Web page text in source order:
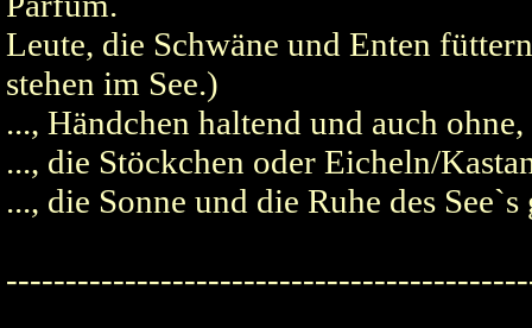
­Leute, die Schwäne und Enten
stehen im See.)
­..., Händchen haltend und auch
­..., die Stöckchen oder Eicheln/
­..., die Sonne und die Ruhe des See`s